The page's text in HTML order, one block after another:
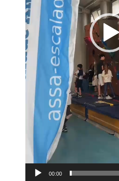
00:00